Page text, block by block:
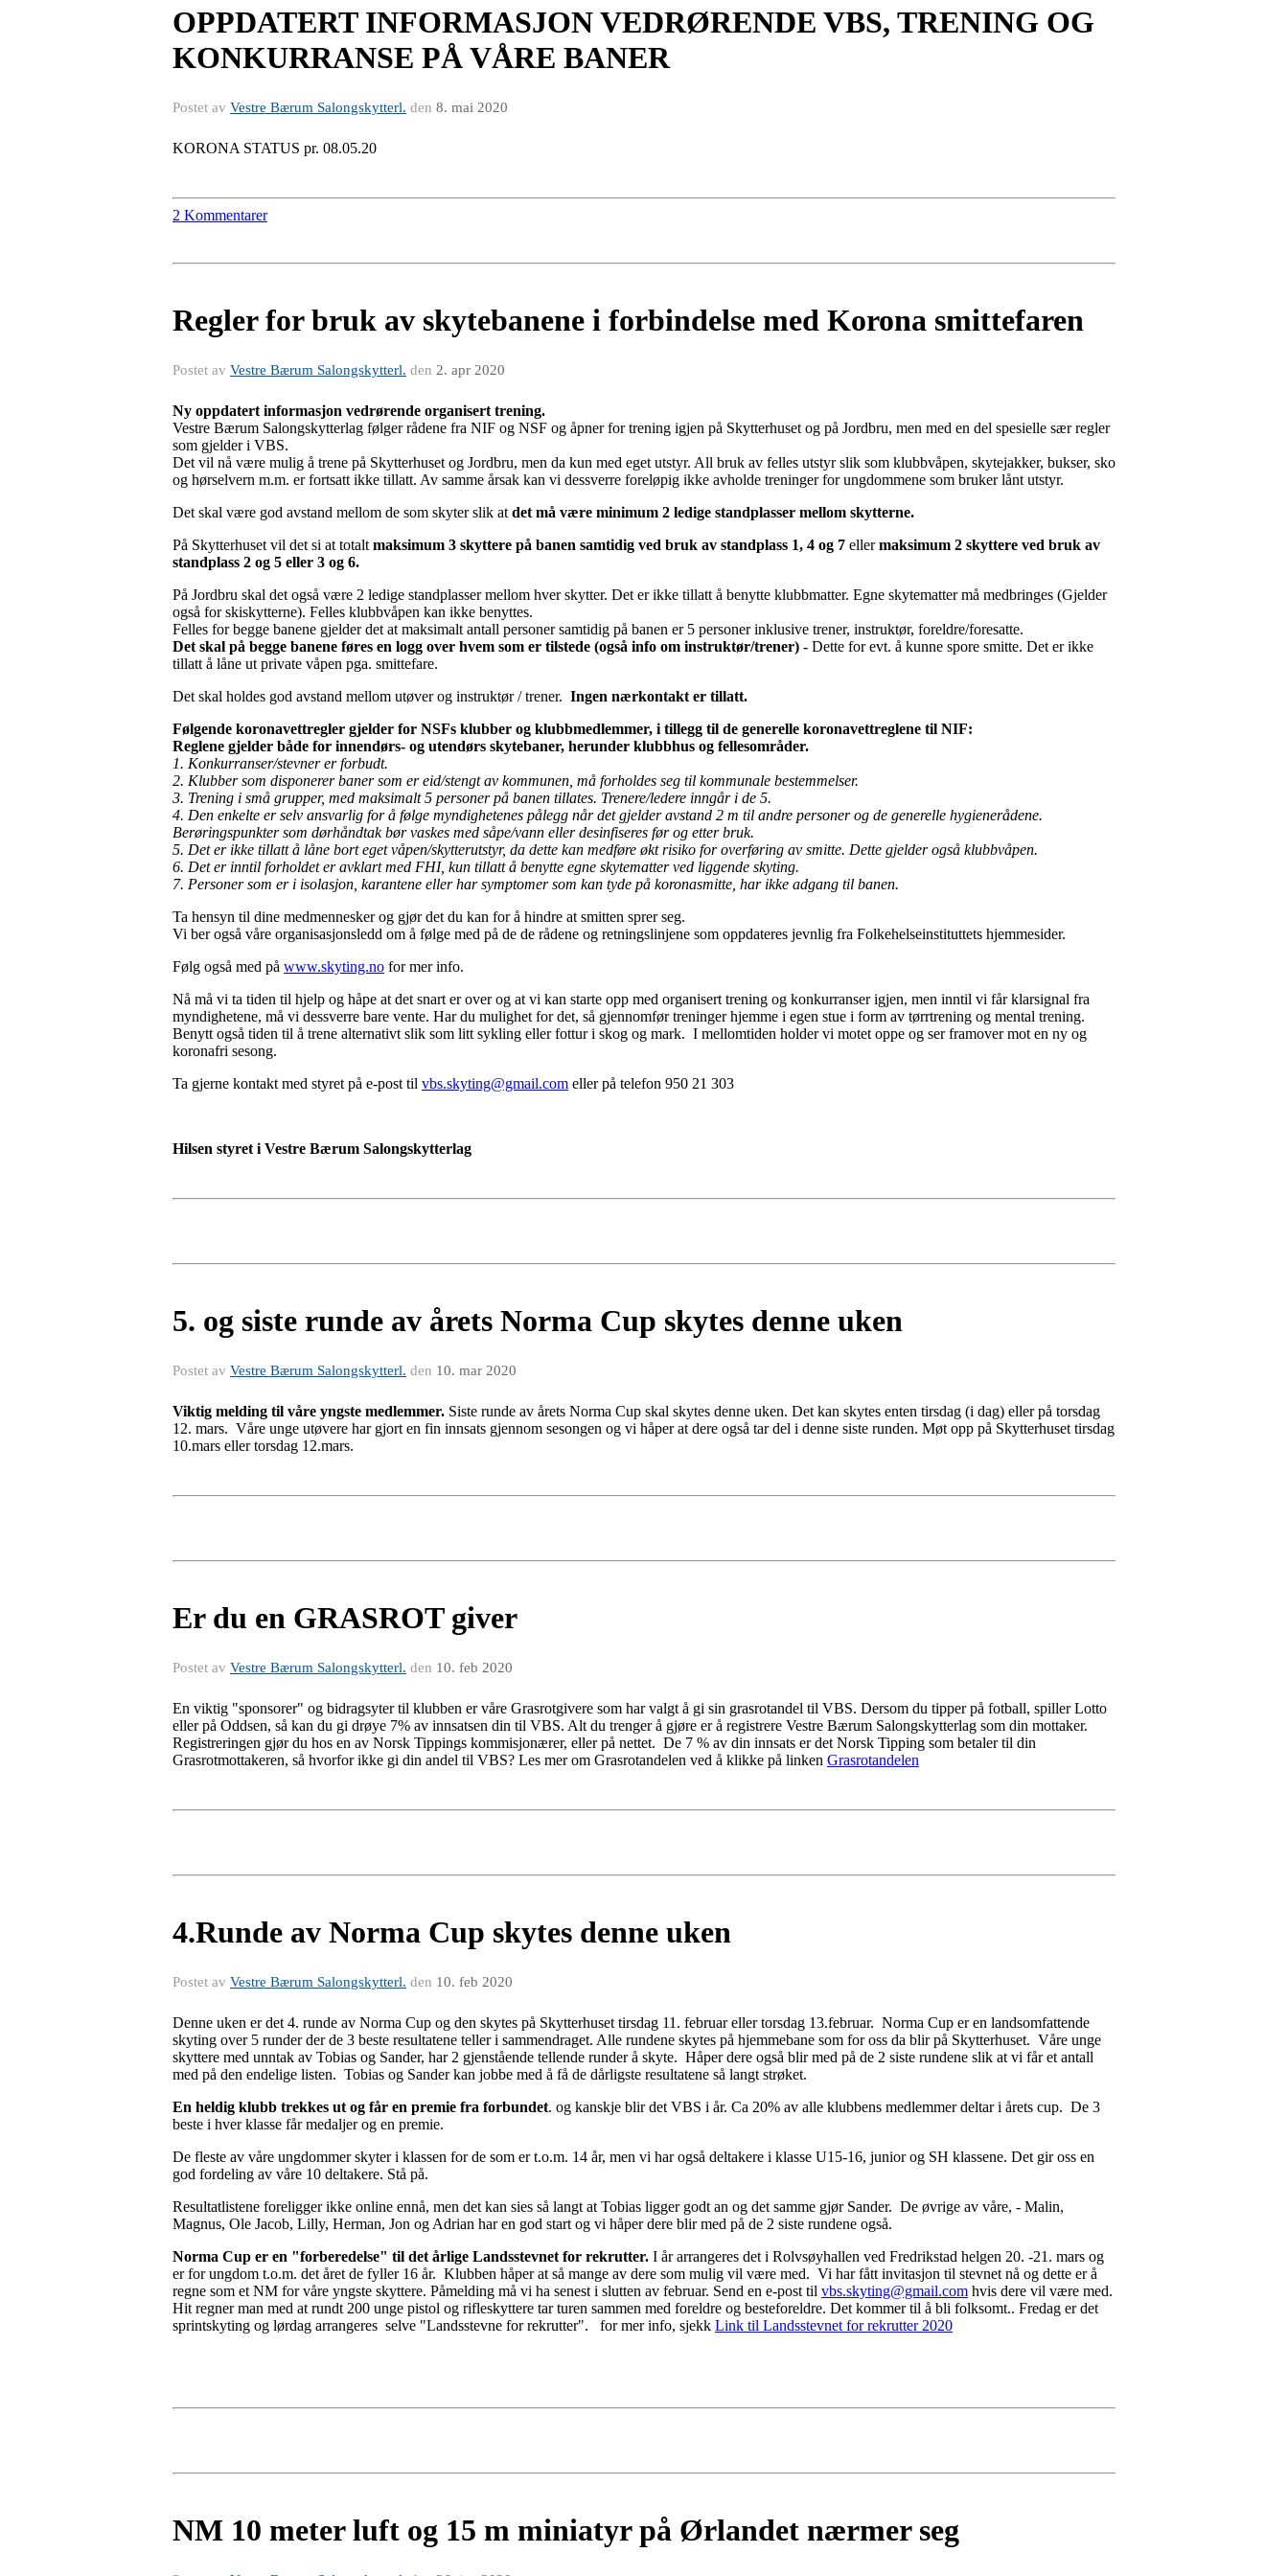
OPPDATERT INFORMASJON VEDRØRENDE VBS, TRENING OG
KONKURRANSE PÅ VÅRE BANER
Postet av Vestre Bærum Salongskytterl. den 8. mai 2020
KORONA STATUS pr. 08.05.20
2 Kommentarer
Regler for bruk av skytebanene i forbindelse med Korona smittefaren
Postet av Vestre Bærum Salongskytterl. den 2. apr 2020
Ny oppdatert informasjon vedrørende organisert trening.
Vestre Bærum Salongskytterlag følger rådene fra NIF og NSF og åpner for trening igjen på Skytterhuset og på Jordbru, men med en del spesielle sær regler
som gjelder i VBS.
Det vil nå være mulig å trene på Skytterhuset og Jordbru, men da kun med eget utstyr. All bruk av felles utstyr slik som klubbvåpen, skytejakker, bukser, sko
og hørselvern m.m. er fortsatt ikke tillatt. Av samme årsak kan vi dessverre foreløpig ikke avholde treninger for ungdommene som bruker lånt utstyr.
Det skal være god avstand mellom de som skyter slik at det må være minimum 2 ledige standplasser mellom skytterne.
På Skytterhuset vil det si at totalt maksimum 3 skyttere på banen samtidig ved bruk av standplass 1, 4 og 7 ellermaksimum 2 skyttere ved bruk av
standplass 2 og 5 eller 3 og 6.
På Jordbru skal det også være 2 ledige standplasser mellom hver skytter. Det er ikke tillatt å benytte klubbmatter. Egne skytematter må medbringes (Gjelder
også for skiskytterne). Felles klubbvåpen kan ikke benyttes.
Felles for begge banene gjelder det at maksimalt antall personer samtidig på banen er 5 personer inklusive trener, instruktør, foreldre/foresatte.
Det skal på begge banene føres en logg over hvem som er tilstede (også info om instruktør/trener) - Dette for evt. å kunne spore smitte. Det er ikke
tillatt å låne ut private våpen pga. smittefare.
Det skal holdes god avstand mellom utøver og instruktør / trener. Ingen nærkontakt er tillatt.
Følgende koronavettregler gjelder for NSFs klubber og klubbmedlemmer, i tillegg til de generelle koronavettreglene til NIF:
Reglene gjelder både for innendørs- og utendørs skytebaner, herunder klubbhus og fellesområder.
1. Konkurranser/stevner er forbudt.
2. Klubber som disponerer baner som er eid/stengt av kommunen, må forholdes seg til kommunale bestemmelser.
3. Trening i små grupper, med maksimalt 5 personer på banen tillates. Trenere/ledere inngår i de 5.
4. Den enkelte er selv ansvarlig for å følge myndighetenes pålegg når det gjelder avstand 2 m til andre personer og de generelle hygienerådene.
Berøringspunkter som dørhåndtak bør vaskes med såpe/vann eller desinfiseres før og etter bruk.
5. Det er ikke tillatt å låne bort eget våpen/skytterutstyr, da dette kan medføre økt risiko for overføring av smitte. Dette gjelder også klubbvåpen.
6. Det er inntil forholdet er avklart med FHI, kun tillatt å benytte egne skytematter ved liggende skyting.
7. Personer som er i isolasjon, karantene eller har symptomer som kan tyde på koronasmitte, har ikke adgang til banen.
Ta hensyn til dine medmennesker og gjør det du kan for å hindre at smitten sprer seg.
Vi ber også våre organisasjonsledd om å følge med på de de rådene og retningslinjene som oppdateres jevnlig fra Folkehelseinstituttets hjemmesider.
Følg også med på www.skyting.no for mer info.
Nå må vi ta tiden til hjelp og håpe at det snart er over og at vi kan starte opp med organisert trening og konkurranser igjen, men inntil vi får klarsignal fra
myndighetene, må vi dessverre bare vente. Har du mulighet for det, så gjennomfør treninger hjemme i egen stue i form av tørrtrening og mental trening.
Benytt også tiden til å trene alternativt slik som litt sykling eller fottur i skog og mark. I mellomtiden holder vi motet oppe og ser framover mot en ny og
koronafri sesong.
Ta gjerne kontakt med styret på e-post til vbs.skyting@gmail.com eller på telefon 950 21 303
Hilsen styret i Vestre Bærum Salongskytterlag
5. og siste runde av årets Norma Cup skytes denne uken
Postet av Vestre Bærum Salongskytterl. den 10. mar 2020
Viktig melding til våre yngste medlemmer. Siste runde av årets Norma Cup skal skytes denne uken. Det kan skytes enten tirsdag (i dag) eller på torsdag
12. mars. Våre unge utøvere har gjort en fin innsats gjennom sesongen og vi håper at dere også tar del i denne siste runden. Møt opp på Skytterhuset tirsdag
10.mars eller torsdag 12.mars.
Er du en GRASROT giver
Postet av Vestre Bærum Salongskytterl. den 10. feb 2020
En viktig "sponsorer" og bidragsyter til klubben er våre Grasrotgivere som har valgt å gi sin grasrotandel til VBS. Dersom du tipper på fotball, spiller Lotto
eller på Oddsen, så kan du gi drøye 7% av innsatsen din til VBS. Alt du trenger å gjøre er å registrere Vestre Bærum Salongskytterlag som din mottaker.
Registreringen gjør du hos en av Norsk Tippings kommisjonærer, eller på nettet. De 7 % av din innsats er det Norsk Tipping som betaler til din
Grasrotmottakeren, så hvorfor ikke gi din andel til VBS? Les mer om Grasrotandelen ved å klikke på linken Grasrotandelen
4.Runde av Norma Cup skytes denne uken
Postet av Vestre Bærum Salongskytterl. den 10. feb 2020
Denne uken er det 4. runde av Norma Cup og den skytes på Skytterhuset tirsdag 11. februar eller torsdag 13.februar. Norma Cup er en landsomfattende
skyting over 5 runder der de 3 beste resultatene teller i sammendraget. Alle rundene skytes på hjemmebane som for oss da blir på Skytterhuset. Våre unge
skyttere med unntak av Tobias og Sander, har 2 gjenstående tellende runder å skyte. Håper dere også blir med på de 2 siste rundene slik at vi får et antall
med på den endelige listen. Tobias og Sander kan jobbe med å få de dårligste resultatene så langt strøket.
En heldig klubb trekkes ut og får en premie fra forbundet. og kanskje blir det VBS i år. Ca 20% av alle klubbens medlemmer deltar i årets cup. De 3
beste i hver klasse får medaljer og en premie.
De fleste av våre ungdommer skyter i klassen for de som er t.o.m. 14 år, men vi har også deltakere i klasse U15-16, junior og SH klassene. Det gir oss en
god fordeling av våre 10 deltakere. Stå på.
Resultatlistene foreligger ikke online ennå, men det kan sies så langt at Tobias ligger godt an og det samme gjør Sander. De øvrige av våre, - Malin,
Magnus, Ole Jacob, Lilly, Herman, Jon og Adrian har en god start og vi håper dere blir med på de 2 siste rundene også.
Norma Cup er en "forberedelse" til det årlige Landsstevnet for rekrutter. I år arrangeres det i Rolvsøyhallen ved Fredrikstad helgen 20. -21. mars og
er for ungdom t.o.m. det året de fyller 16 år. Klubben håper at så mange av dere som mulig vil være med. Vi har fått invitasjon til stevnet nå og dette er å
regne som et NM for våre yngste skyttere. Påmelding må vi ha senest i slutten av februar. Send en e-post til vbs.skyting@gmail.com hvis dere vil være med.
Hit regner man med at rundt 200 unge pistol og rifleskyttere tar turen sammen med foreldre og besteforeldre. Det kommer til å bli folksomt.. Fredag er det
sprintskyting og lørdag arrangeres selve "Landsstevne for rekrutter". for mer info, sjekk Link til Landsstevnet for rekrutter 2020
NM 10 meter luft og 15 m miniatyr på Ørlandet nærmer seg